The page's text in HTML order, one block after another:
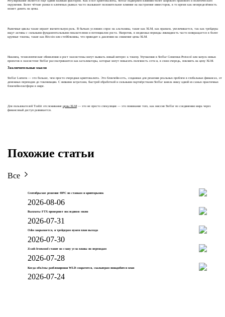
окружения. Более чёткие рамки в ключевых рынках часто оказывают положительное влияние на настроение инвесторов, в то время как неопределённость
может давить на цены.
Рыночные циклы также играют значительную роль. В бычьих условиях спрос на альткоины, такие как XLM, как правило, увеличивается, так как трейдеры
ищут активы с сильными фундаментальными показателями и потенциалом роста. Напротив, в медвежьи периоды ликвидность часто возвращается в более
крупные токены, такие как Bitcoin или стейблкоины, что приводит к давлению на снижение цены XLM.
Наконец, технологические обновления и рост экосистемы могут вызвать новый интерес к токену. Улучшения в Stellar Consensus Protocol или запуск новых
проектов в экосистеме Stellar рассматриваются как катализаторы, которые могут повысить полезность сети и, в свою очередь, повлиять на цену XLM.
Заключительные мысли
Stellar Lumens — это больше, чем просто очередная криптовалюта. Это блокчейн-сеть, созданная для решения реальных проблем в глобальных финансах, от
денежных переводов до токенизации. С низкими затратами, быстрой обработкой и сильными партнёрствами Stellar заняла нишу одной из самых практичных
блокчейн-платформ в мире.
Для пользователей Toobit отслеживание цены XLM — это не просто спекуляция — это понимание того, как миссия Stellar по соединению мира через
финансовый доступ развивается.
Похожие статьи
Все
Сентябрьское решение ФРС по ставкам и крипторынок
2026-08-06
Выплаты FTX проверяют последнюю милю
2026-07-31
Odos закрывается, и трейдерам нужен план выхода
2026-07-30
Zcash Ironwood ставит во главу угла планы по переводам
2026-07-28
Когда объёмы разблокировки WLD сократятся, скальперам понадобится план
2026-07-24